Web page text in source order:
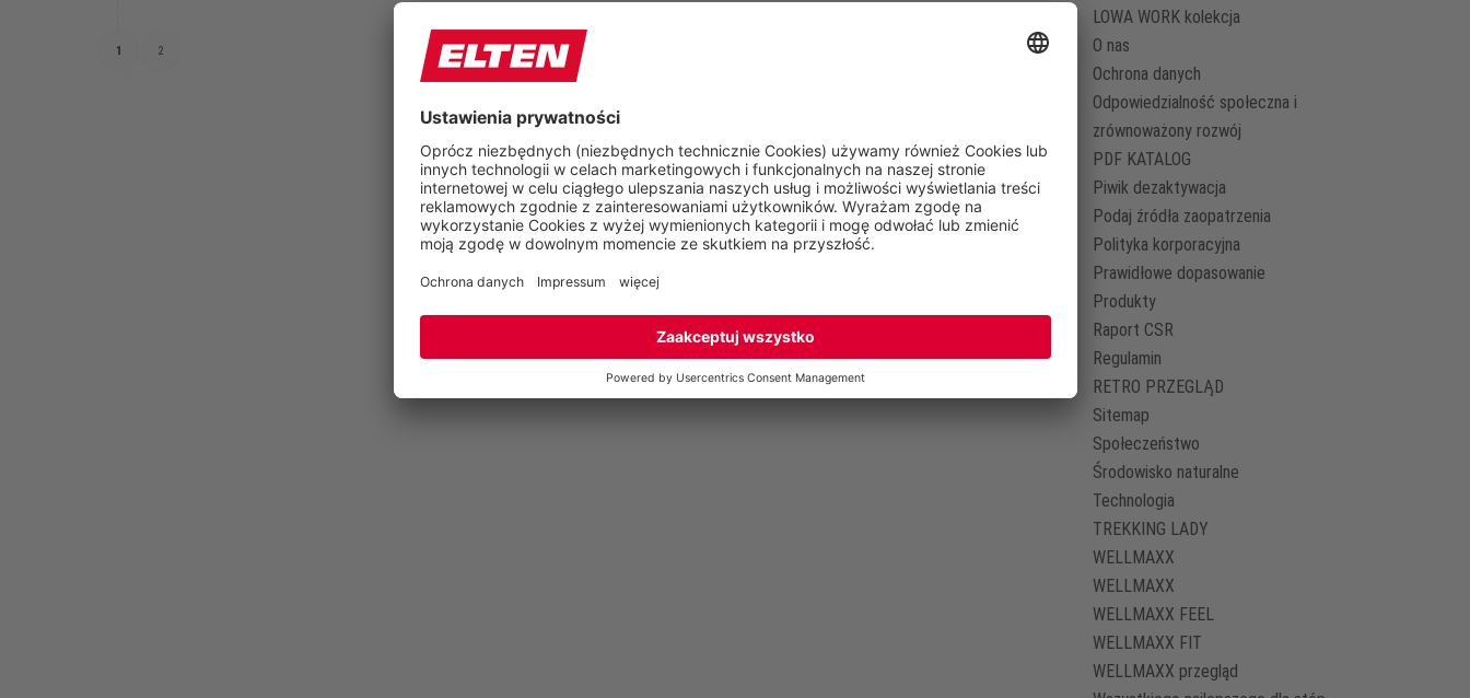
1 2
LOWA WORK kolekcja
O nas
Ochrona danych
Odpowiedzialność społeczna i
zrównoważony rozwój
PDF KATALOG
Piwik dezaktywacja
Podaj źródła zaopatrzenia
Polityka korporacyjna
Prawidłowe dopasowanie
Produkty
Raport CSR
Regulamin
RETRO PRZEGLĄD
Sitemap
Społeczeństwo
Środowisko naturalne
Technologia
TREKKING LADY
WELLMAXX
WELLMAXX
WELLMAXX FEEL
WELLMAXX FIT
WELLMAXX przegląd